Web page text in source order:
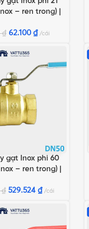
– ren trong) |
₫ 62.100 ₫ cái
HÀNG
gạt Inox phi 60
– ren trong) |
₫ 529.524 ₫ cái